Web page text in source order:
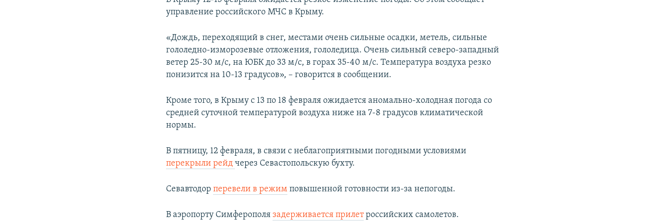
управление российского МЧС в Крыму.
«Дождь, переходящий в снег, местами очень сильные осадки, метель, сильные
гололедно-изморозевые отложения, гололедица. Очень сильный северо-западный
ветер 25-30 м/с, на ЮБК до 33 м/с, в горах 35-40 м/с. Температура воздуха резко
понизится на 10-13 градусов», – говорится в сообщении.
Кроме того, в Крыму с 13 по 18 февраля ожидается аномально-холодная погода со
средней суточной температурой воздуха ниже на 7-8 градусов климатической
нормы.
В пятницу, 12 февраля, в связи с неблагоприятными погодными условиями
перекрыли рейдчерез Севастопольскую бухту.
Севавтодорперевели в режим повышенной готовности из-за непогоды.
В аэропорту Симферополязадерживается прилетроссийских самолетов.